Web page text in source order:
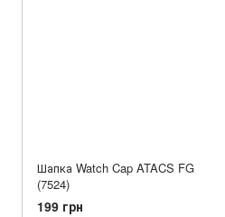
Шапка Watch Cap ATACS FG
(7524)
199 грн